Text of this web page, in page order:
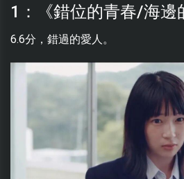
1：《錯位的青春/海邊
6.6分，錯過的愛人。